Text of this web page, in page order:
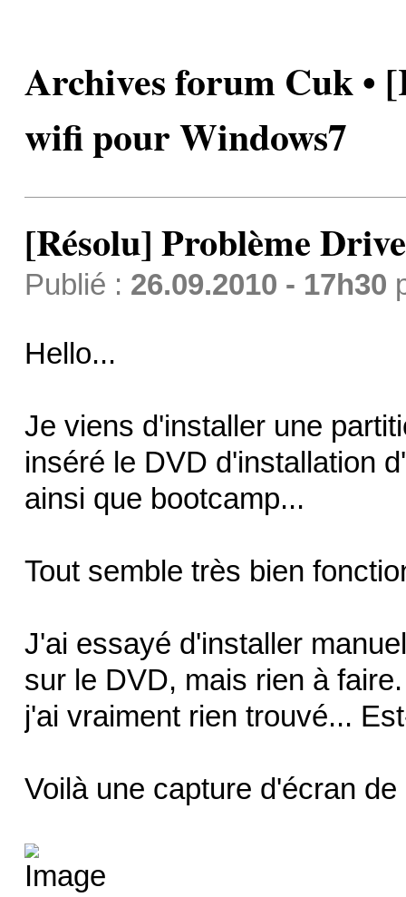
Archives forum Cuk •
wifi pour Windows7
[Résolu] Problème
Publié : 26.09.2010 - 17h30
Hello...
Je viens d'installer une
inséré le DVD d'installation
ainsi que bootcamp...
Tout semble très bien
J'ai essayé d'installer
sur le DVD, mais rien à
j'ai vraiment rien trouvé...
Voilà une capture d'écran